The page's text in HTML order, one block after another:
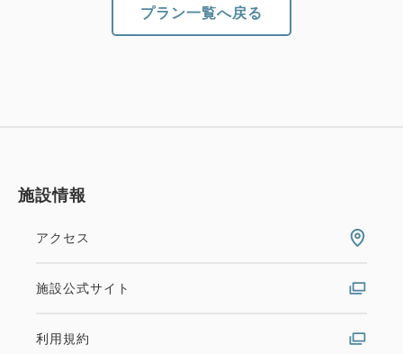
ご朝食は、5歳以下無料、6歳～12歳までは1,300円
・川崎市内
（川崎大師平間寺、藤子・Ｆ・不二雄ミュージア
ム）
・関内駅
（横浜中華街、横浜スタジアム、山下公園）
プラン一覧へ戻る
施設情報
アクセス
施設公式サイト
利用規約